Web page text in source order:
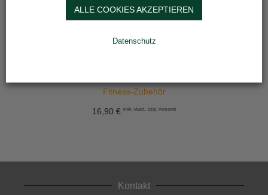
der
gewählt
Fitness-Zubehör
16,90 € (inkl. Mwst., zzgl. Versand)
Kontakt
ALLE COOKIES AKZEPTIEREN
Datenschutz